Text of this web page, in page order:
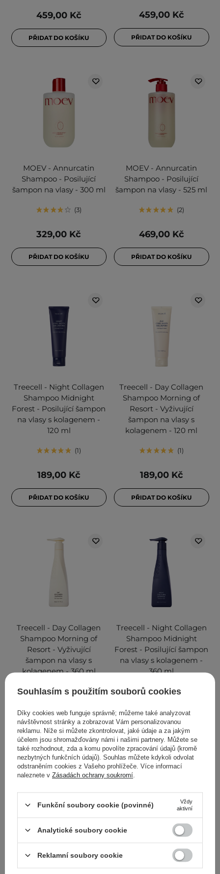
459,00 Kč
PŘIDAT DO KOŠÍKU
459,00 Kč
PŘIDAT DO KOŠÍKU
MOEV - Annurcatin
Shampoo - Posilující
šampon na vlasy - 300 ml
3
329,00 Kč
PŘIDAT DO KOŠÍKU
MOEV - Annurcatin
Shampoo - Posilující
šampon na vlasy - 525 ml
2
469,00 Kč
PŘIDAT DO KOŠÍKU
Treecell - Night Collagen
Shampoo Midnight
Forest - Posilující šampon
na vlasy s kolagenem -
120 ml
1
189,00 Kč
PŘIDAT DO KOŠÍKU
Treecell - Day Collagen
Shampoo Morning of
Resort - Vyživující
šampon na vlasy s
kolagenem - 120 ml
1
189,00 Kč
PŘIDAT DO KOŠÍKU
Treecell - Day Collagen
Shampoo Morning of
Resort - Vyživující
šampon na vlasy s
kolagenem - 360 ml
2
429,00 Kč
PŘIDAT DO KOŠÍKU
Treecell - Night Collagen
Shampoo Midnight
Forest - Posilující šampon
na vlasy s kolagenem -
360 ml
2
429,00 Kč
PŘIDAT DO KOŠÍKU
Aurumaris - Re/Grow Hair
Souhlasím s použitím souborů cookies
Díky cookies web funguje správně; můžeme také analyzovat
návštěvnost stránky a zobrazovat Vám personalizovanou
reklamu. Níže si můžete zkontrolovat, jaké údaje a za jakým
účelem jsou shromažďovány námi i našimi partnery. Můžete se
také rozhodnout, zda a komu povolíte zpracování údajů (kromě
nezbytných funkčních údajů). Souhlas můžete kdykoli odvolat
odstraněním cookies z Vašeho prohlížeče. Více informací
naleznete v Zásadách ochrany soukromí
Funkční soubory cookie (povinné)
Vždy
aktivní
Analytické soubory cookie
Reklamní soubory cookie